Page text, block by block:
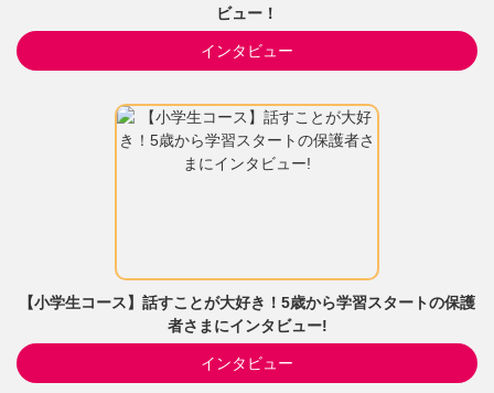
ビュー！
インタビュー
【小学生コース】話すことが大好き！5歳から学習スタートの保護
者さまにインタビュー!
インタビュー